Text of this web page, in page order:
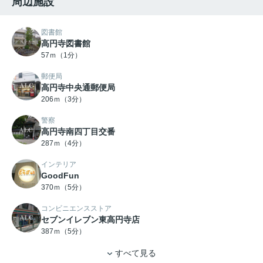
図書館
高円寺図書館
57ｍ（1分）
郵便局
高円寺中央通郵便局
206ｍ（3分）
警察
高円寺南四丁目交番
287ｍ（4分）
インテリア
GoodFun
370ｍ（5分）
コンビニエンスストア
セブンイレブン東高円寺店
387ｍ（5分）
すべて見る